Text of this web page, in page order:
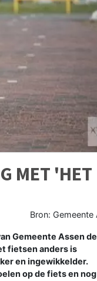
MET 'HET
Bron: Gemeente
Gemeente Assen de
fietsen anders is
en ingewikkelder.
op de fiets en